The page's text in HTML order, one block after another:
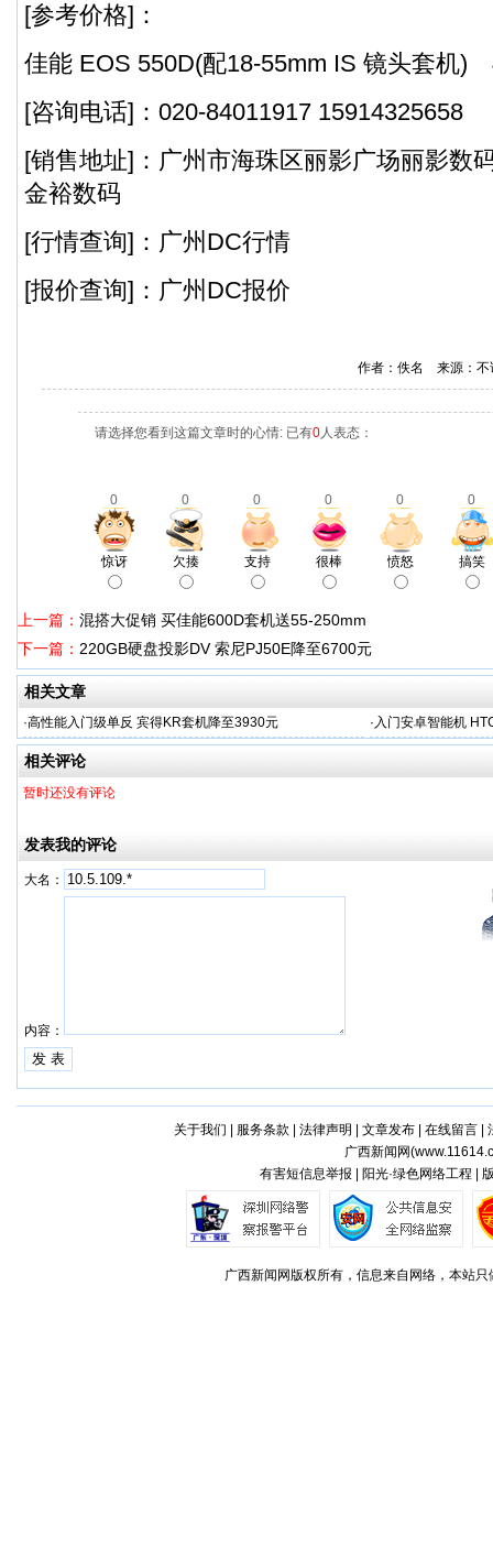
[参考价格]：
佳能 EOS 550D(配18-55mm IS 镜头套机)
[咨询电话]：020-84011917 15914325658
[销售地址]：广州市海珠区丽影广场丽影数
金裕数码
[行情查询]：广州DC行情
[报价查询]：广州DC报价
作者：佚名 来源：
请选择您看到这篇文章时的心情: 已有0人表态：
0 0 0 0 0 0
惊讶 欠揍 支持 很棒 愤怒 搞笑
上一篇： 混搭大促销 买佳能600D套机送55-250mm
下一篇： 220GB硬盘投影DV 索尼PJ50E降至6700元
相关文章
·高性能入门级单反 宾得KR套机降至3930元 · 入门安卓智能机
相关评论
暂时还没有评论
发表我的评论
大名：
内容：
关于我们 服务条款 法律声明 文章发布| 在线留言|
广西新闻网(
有害短信息举报 | 阳光·绿色网络工程 |
广西新闻网版权所有，信息来自网络，本站